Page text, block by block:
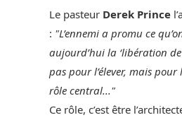
Le pasteur Derek Prince
: "L’ennemi a promu ce
aujourd’hui la ‘libération
pas pour l’élever, mais pour
rôle central..."
Ce rôle, c’est être